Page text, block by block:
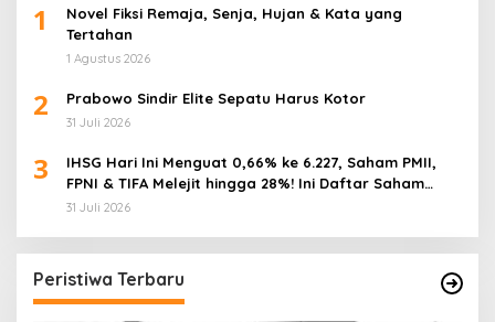
1
Novel Fiksi Remaja, Senja, Hujan & Kata yang
Tertahan
1 Agustus 2026
2 Prabowo Sindir Elite Sepatu Harus Kotor
31 Juli 2026
3
IHSG Hari Ini Menguat 0,66% ke 6.227, Saham PMII,
FPNI & TIFA Melejit hingga 28%! Ini Daftar Saham
Paling Cuan & Volume Tertinggi 31 Juli 2026
31 Juli 2026
Peristiwa Terbaru